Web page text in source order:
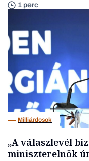
1 perc
Milliárdosok
„A válaszlevél
miniszterelnök